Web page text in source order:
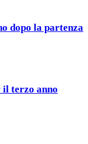
dopo la partenza
il terzo anno